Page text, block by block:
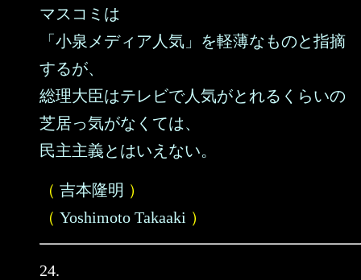
マスコミは
「小泉メディア人気」を軽薄なものと指摘
するが、
総理大臣はテレビで人気がとれるくらいの
芝居っ気がなくては、
民主主義とはいえない。
（ 吉本隆明 ）
（ Yoshimoto Takaaki ）
24.